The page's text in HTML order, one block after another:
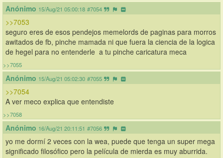
Anónimo 15/Aug/21 05:00:18 #7054
>>7053
seguro eres de esos pendejos memelords de paginas para morros
awitados de fb, pinche mamada ni que fuera la ciencia de la logica
de hegel para no entenderle  a tu pinche caricatura meca
>>7055
Anónimo 15/Aug/21 05:02:30 #7055
>>7054
A ver meco explica que entendiste
>>7058
Anónimo 16/Aug/21 20:11:51 #7056
yo me dormí 2 veces con la wea, puede que tenga un super mega
significado filosófico pero la película de mierda es muy aburrida.